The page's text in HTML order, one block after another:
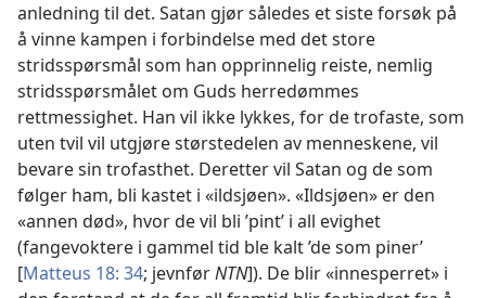
anledning til det. Satan gjør således et siste forsøk på
å vinne kampen i forbindelse med det store
stridsspørsmål som han opprinnelig reiste, nemlig
stridsspørsmålet om Guds herredømmes
rettmessighet. Han vil ikke lykkes, for de trofaste, som
uten tvil vil utgjøre størstedelen av menneskene, vil
bevare sin trofasthet. Deretter vil Satan og de som
følger ham, bli kastet i «ildsjøen». «Ildsjøen» er den
«annen død», hvor de vil bli ’pint’ i all evighet
(fangevoktere i gammel tid ble kalt ’de som piner’
[Matteus 18: 34; jevnførNTN]). De blir «innesperret» i